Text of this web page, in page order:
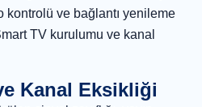
kontrolü ve bağlantı yenileme
TV kurulumu ve kanal
Kanal Eksikliği